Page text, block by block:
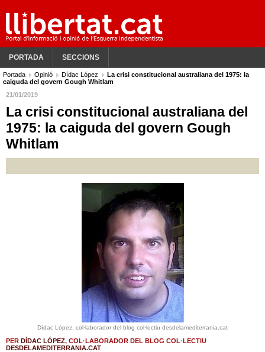
PORTADA SECCIONS
Portada Opinió Dídac López
La crisi constitucional australiana del 1975: la
caiguda del govern Gough Whitlam
21/01/2019
La crisi constitucional australiana del
1975: la caiguda del govern Gough
Whitlam
Dídac López, col·laborador del blog col·lectiu desdelamediterrania.cat
PER DÍDAC LÓPEZ, COL·LABORADOR DEL BLOG COL·LECTIU
DESDELAMEDITERRANIA.CAT